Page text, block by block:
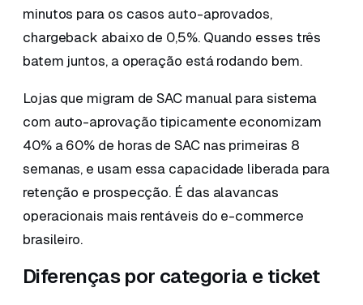
minutos para os casos auto-aprovados,
chargeback abaixo de 0,5%. Quando esses três
batem juntos, a operação está rodando bem.
Lojas que migram de SAC manual para sistema
com auto-aprovação tipicamente economizam
40% a 60% de horas de SAC nas primeiras 8
semanas, e usam essa capacidade liberada para
retenção e prospecção. É das alavancas
operacionais mais rentáveis do e-commerce
brasileiro.
Diferenças por categoria e ticket